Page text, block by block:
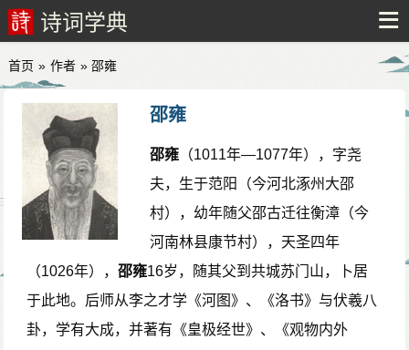
诗词学典
首页 » 作者 » 邵雍
邵雍
邵雍 （1011年—1077年），字尧
夫，生于范阳（今河北涿州大邵
村），幼年随父邵古迁往衡漳（今
河南林县康节村），天圣四年
（1026年），邵雍16岁，随其父到共城苏门山，卜居
于此地。后师从李之才学《河图》、《洛书》与伏羲八
卦，学有大成，并著有《皇极经世》、《观物内外